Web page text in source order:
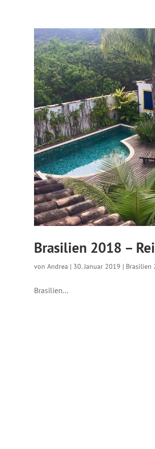
Brasilien 2018 –
von Andrea | 30. Januar 2019 | Brasilien
Brasilien...